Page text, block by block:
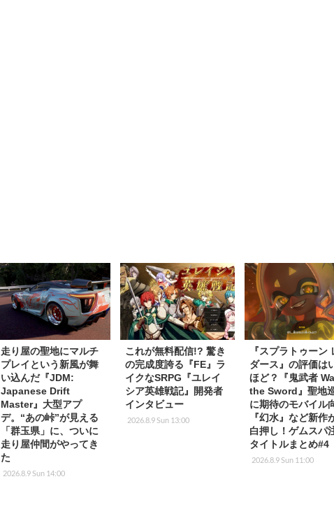
走り屋の聖地にマルチ
プレイという新風が舞
い込んだ『JDM:
Japanese Drift
Master』大型アプ
デ。“あの峠”が見える
「群玉県」に、ついに
走り屋仲間がやってき
た
2026.8.9 Sun 14:00
これが無料配信!? 驚き
の完成度誇る『FE』ラ
イクなSRPG『ユレイ
シア英雄戦記』開発者
インタビュー
2026.8.9 Sun 13:00
『スプラトゥーン
ダース』の評価は
ほど？『鬼武者
the Sword』聖地
に期待のモバイル
『幻水』など新作
白押し！ゲムスパ
タイトルまとめ#4
2026.8.9 Sun 11:00